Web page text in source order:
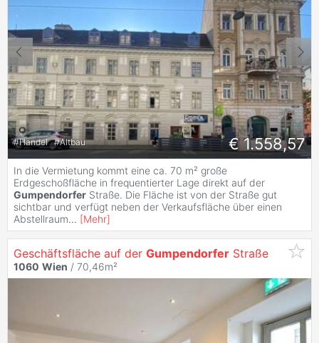
#Handel #Altbau € 1.558,57
In die Vermietung kommt eine ca. 70 m² große
Erdgeschoßfläche in frequentierter Lage direkt auf der
Gumpendorfer Straße. Die Fläche ist von der Straße gut
sichtbar und verfügt neben der Verkaufsfläche über einen
Abstellraum... [Mehr]
Geschäftsfläche auf der Gumpendorfer Straße
1060 Wien / 70,46m²